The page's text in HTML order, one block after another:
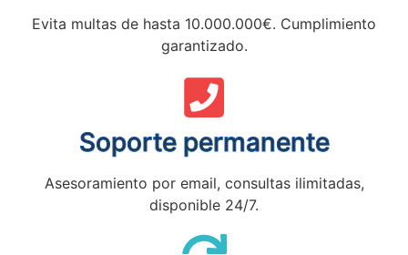
Evita multas de hasta 10.000.000€. Cumplimiento
garantizado.
Soporte permanente
Asesoramiento por email, consultas ilimitadas,
disponible 24/7.